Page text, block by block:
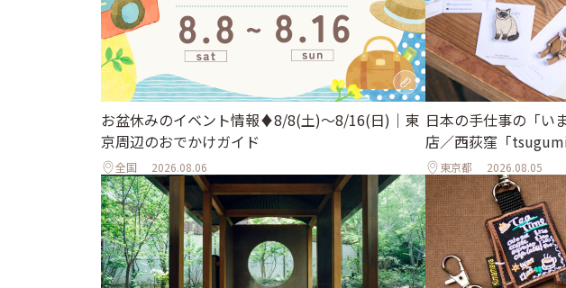
お盆休みのイベント情報♦︎8/8(土)〜8/16(日)｜東
京周辺のおでかけガイド
全国 2026.08.06
日本の手仕事の「い
店／西荻窪「tsugumi
東京都 2026.08.05